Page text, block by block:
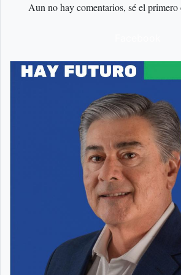
Aun no hay comentarios, sé el primero